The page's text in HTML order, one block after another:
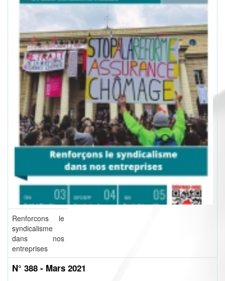
Renforcons le
syndicalisme
dans nos
entreprises
N° 388 - Mars 2021